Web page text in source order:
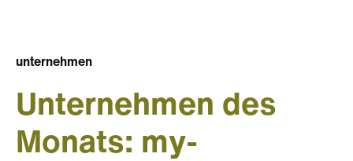
unternehmen
Unternehmen des
Monats: my-